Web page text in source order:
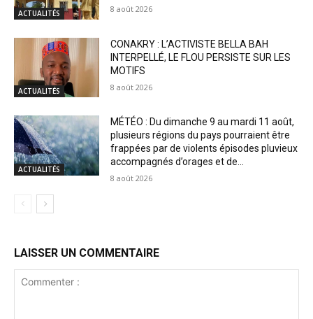
ACTUALITÉS 8 août 2026
ACTUALITÉS
CONAKRY : L’ACTIVISTE BELLA BAH
INTERPELLÉ, LE FLOU PERSISTE SUR LES
MOTIFS
8 août 2026
ACTUALITÉS
MÉTÉO : Du dimanche 9 au mardi 11 août,
plusieurs régions du pays pourraient être
frappées par de violents épisodes pluvieux
accompagnés d’orages et de...
8 août 2026
LAISSER UN COMMENTAIRE